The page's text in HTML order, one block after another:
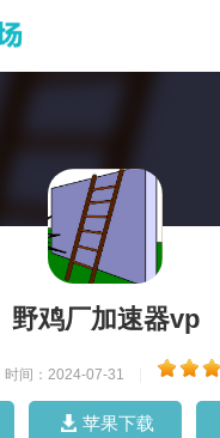
野鸡厂加速器vp
时间：2024-07-31
苹果下载